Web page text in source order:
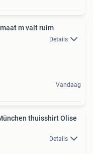
m valt ruim
Details
Vandaag
thuisshirt Olise
Details